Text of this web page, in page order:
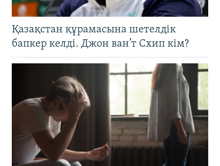
Қазақстан құрамасына шетелдік
бапкер келді. Джон ван’т Схип кім?